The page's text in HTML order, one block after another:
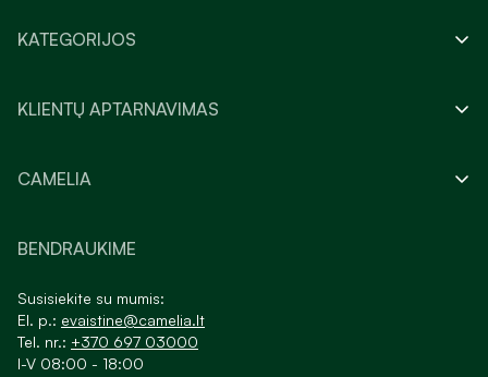
KATEGORIJOS
KLIENTŲ APTARNAVIMAS
CAMELIA
BENDRAUKIME
Susisiekite su mumis:
El. p.: evaistine@camelia.lt
Tel. nr.: +370 697 03000
I-V 08:00 - 18:00